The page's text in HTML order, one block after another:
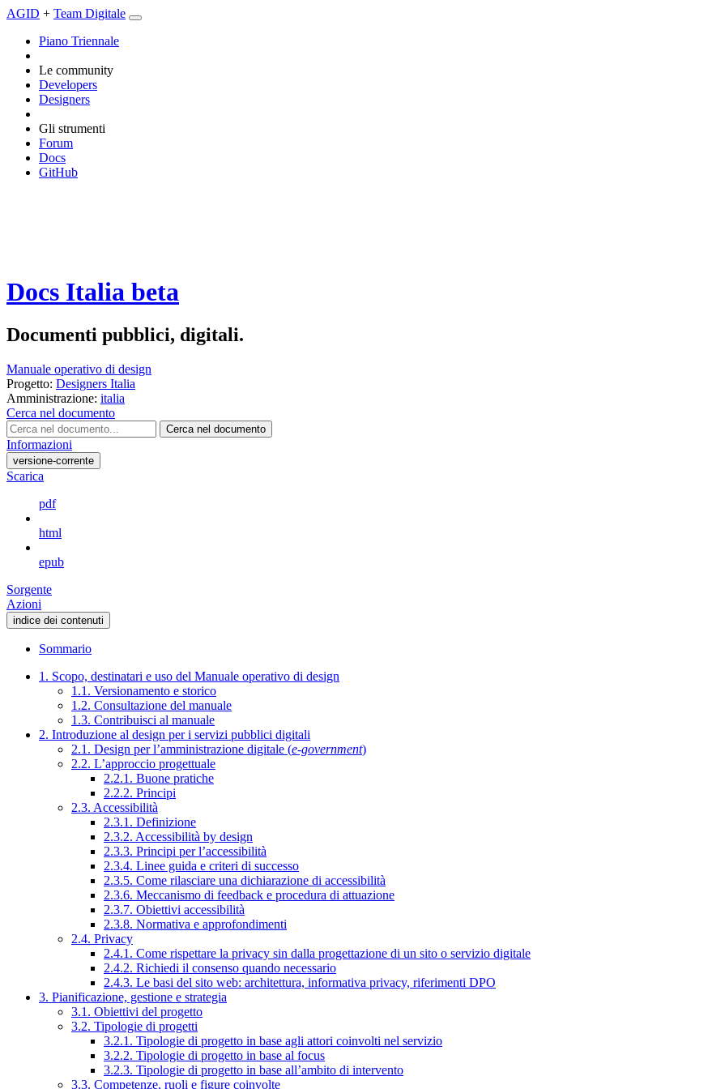
AGID + Team Digitale
Piano Triennale
Le community
Developers
Designers
Gli strumenti
Forum
Docs
GitHub
Docs Italia beta
Documenti pubblici, digitali.
Manuale operativo di design
Progetto: Designers Italia
Amministrazione: italia
Cerca nel documento
Cerca nel documento
Informazioni
versione-corrente
Scarica
pdf
html
epub
Sorgente
Azioni
indice dei contenuti
Sommario
1. Scopo, destinatari e uso del Manuale operativo di design
1.1. Versionamento e storico
1.2. Consultazione del manuale
1.3. Contribuisci al manuale
2. Introduzione al design per i servizi pubblici digitali
2.1. Design per l’amministrazione digitale (e-government)
2.2. L’approccio progettuale
2.2.1. Buone pratiche
2.2.2. Principi
2.3. Accessibilità
2.3.1. Definizione
2.3.2. Accessibilità by design
2.3.3. Principi per l’accessibilità
2.3.4. Linee guida e criteri di successo
2.3.5. Come rilasciare una dichiarazione di accessibilità
2.3.6. Meccanismo di feedback e procedura di attuazione
2.3.7. Obiettivi accessibilità
2.3.8. Normativa e approfondimenti
2.4. Privacy
2.4.1. Come rispettare la privacy sin dalla progettazione di un sito o servizio digitale
2.4.2. Richiedi il consenso quando necessario
2.4.3. Le basi del sito web: architettura, informativa privacy, riferimenti DPO
3. Pianificazione, gestione e strategia
3.1. Obiettivi del progetto
3.2. Tipologie di progetti
3.2.1. Tipologie di progetto in base agli attori coinvolti nel servizio
3.2.2. Tipologie di progetto in base al focus
3.2.3. Tipologie di progetto in base all’ambito di intervento
3.3. Competenze, ruoli e figure coinvolte